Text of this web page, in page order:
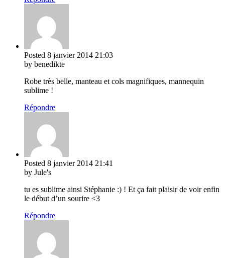
Posted 8 janvier 2014 21:03
by benedikte
Robe très belle, manteau et cols magnifiques, mannequin
sublime !
Répondre
Posted 8 janvier 2014 21:41
by Jule's
tu es sublime ainsi Stéphanie :) ! Et ça fait plaisir de voir enfin
le début d’un sourire <3
Répondre